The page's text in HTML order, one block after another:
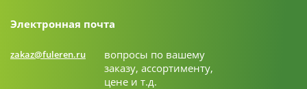
Электронная почта
zakaz@fuleren.ru
вопросы по вашему
заказу, ассортименту,
цене и т.д.